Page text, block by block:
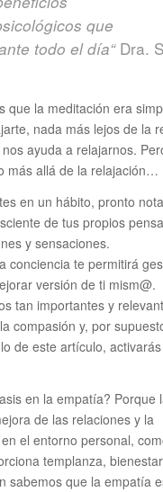
que
todo el día“ Dra.
que la meditación era
nada más lejos de la
ayuda a relajarnos.
más allá de la relajación…
en un hábito, pronto
de tus propios
y sensaciones.
conciencia te permitirá
versión de ti mism@.
tan importantes y
compasión y, por
de este artículo,
en la empatía? Porque
de las relaciones y la
el entorno personal,
templanza,
sabemos que la empatía